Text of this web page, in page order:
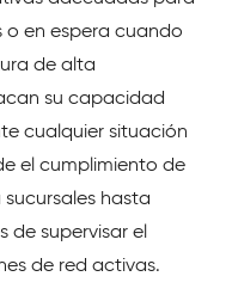
en espera cuando
de alta
su capacidad
cualquier situación
el cumplimiento de
hasta
de supervisar el
de red activas.